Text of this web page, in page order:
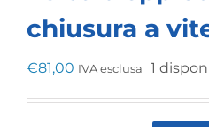
chiusura a
€81,00 IVA esclusa 1